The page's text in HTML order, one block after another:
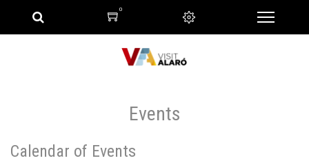
0
Events
Calendar of Events